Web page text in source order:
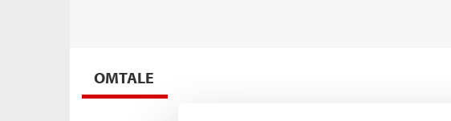
OMTALE